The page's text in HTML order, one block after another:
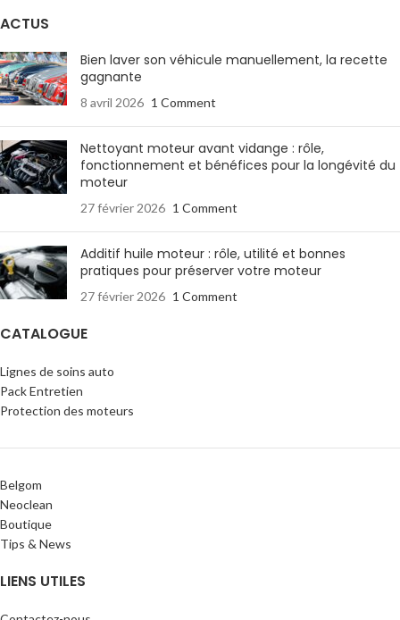
ACTUS
Bien laver son véhicule manuellement, la recette
gagnante
8 avril 2026 1 Comment
Nettoyant moteur avant vidange : rôle,
fonctionnement et bénéfices pour la longévité du
moteur
27 février 2026 1 Comment
Additif huile moteur : rôle, utilité et bonnes
pratiques pour préserver votre moteur
27 février 2026 1 Comment
CATALOGUE
Lignes de soins auto
Pack Entretien
Protection des moteurs
Belgom
Neoclean
Boutique
Tips & News
LIENS UTILES